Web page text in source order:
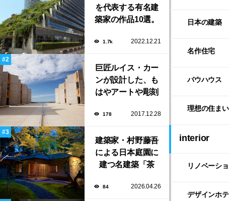
を代表する有名建
築家の作品10選。
タバから磯崎新に
1.7k 2022.12.21
巨匠ルイス・カー
ンが設計した、も
はやアートや彫刻
研究所」。
178 2017.12.28
建築家・村野藤吾
による日本庭園に
建つ名建築「茶
家「BAR茶寮」期
84 2026.04.26
日本の建築
名作住宅
バウハウス
理想の住まい
interior
リノベーシ
デザインホ